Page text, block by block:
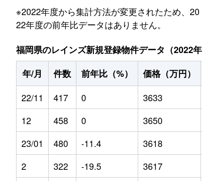
※2022年度から集計方法が変更されたため、20
22年度の前年比データはありません。
福岡県のレインズ新規登録物件データ（2022年11
年/月
件数 前年比（%） 価格（万円）
22/11
417 0 3633
12
458 0 3650
23/01
480 -11.4 3618
2
322 -19.5 3617